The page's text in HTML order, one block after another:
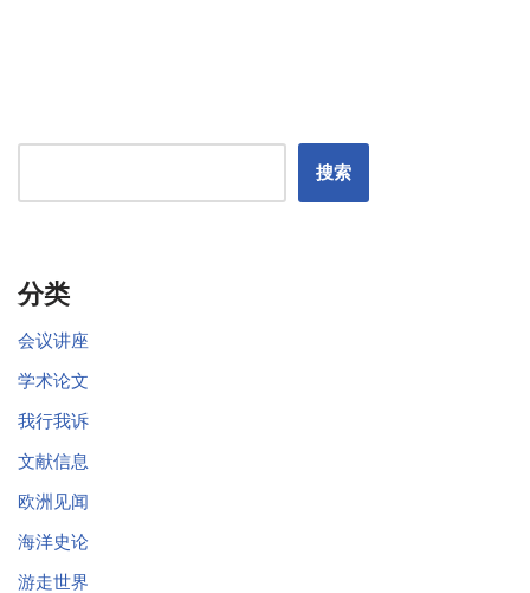
搜索
分类
会议讲座
学术论文
我行我诉
文献信息
欧洲见闻
海洋史论
游走世界